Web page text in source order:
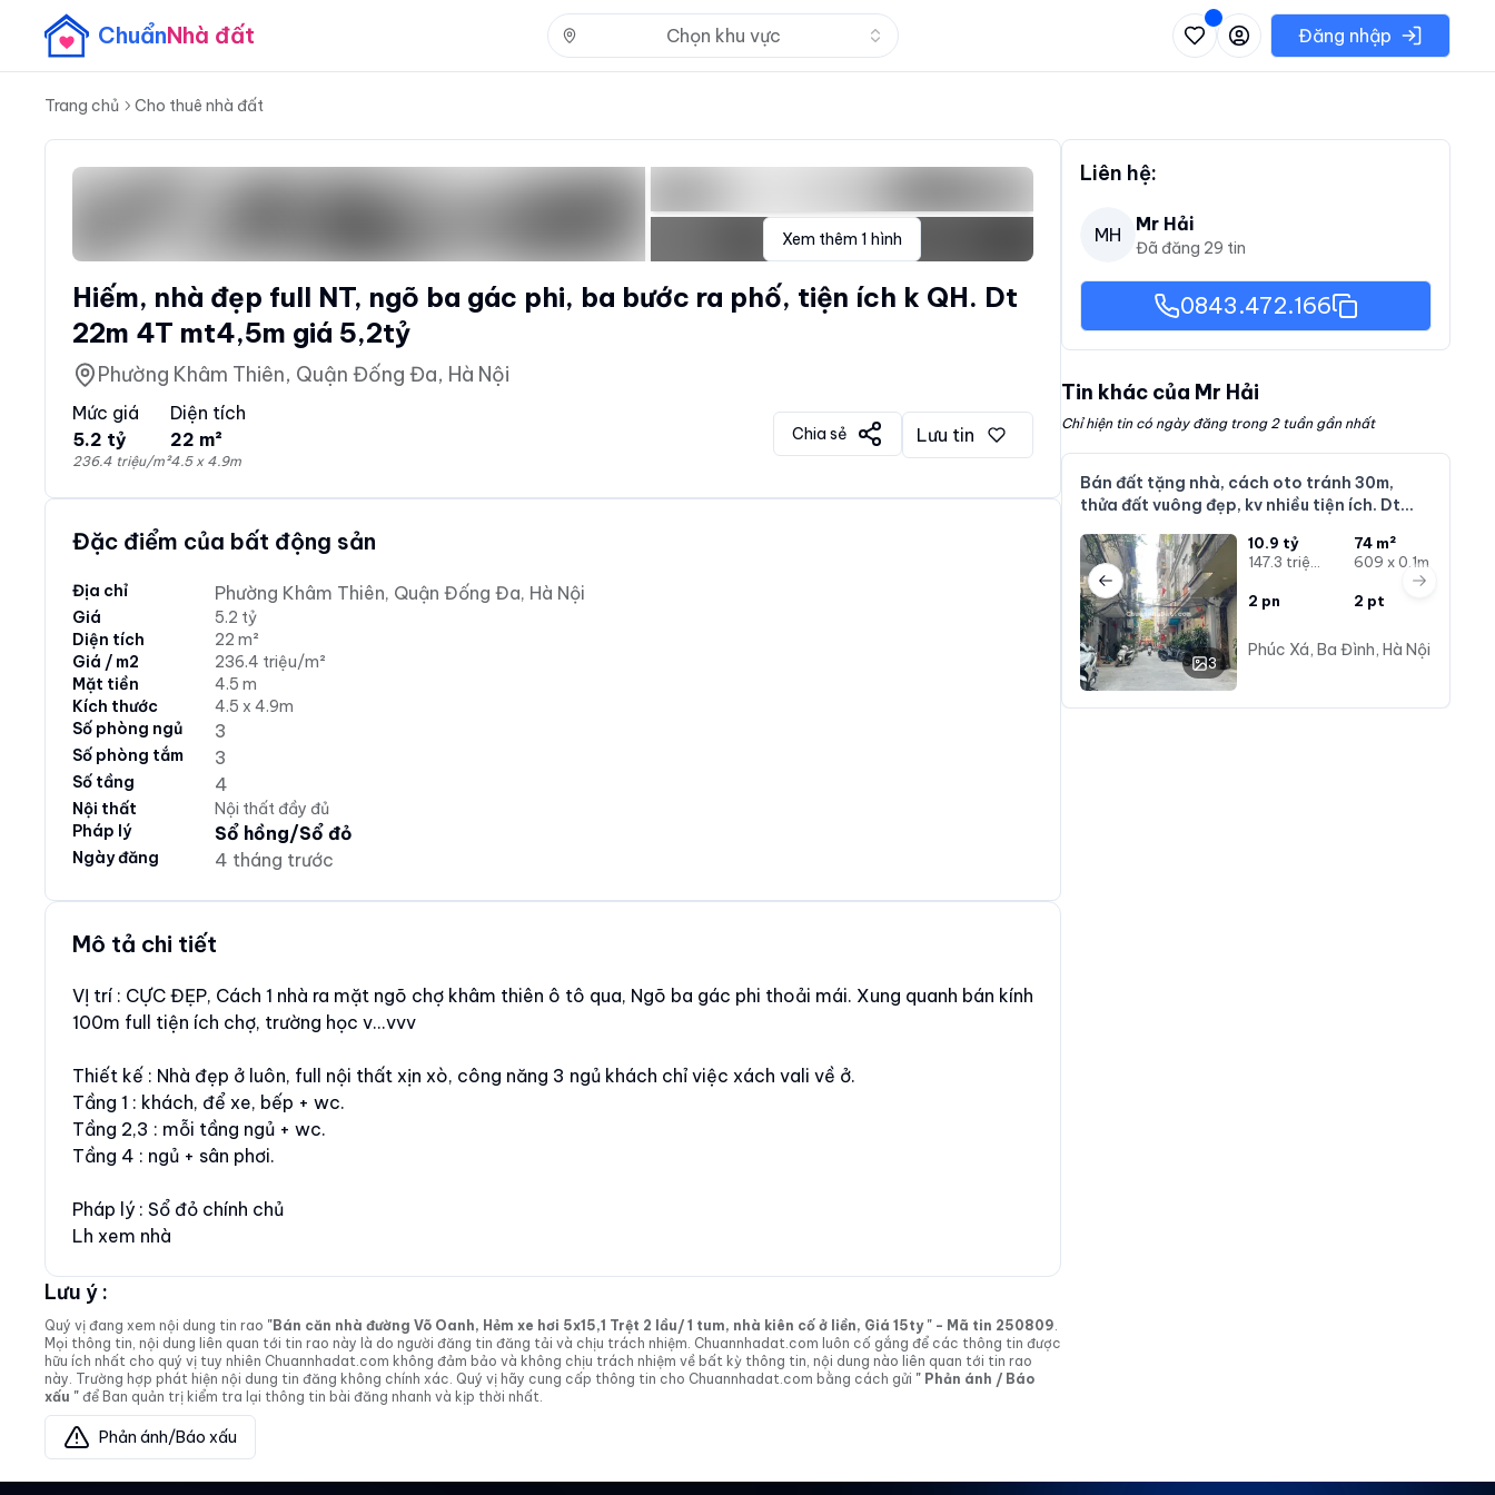
ChuẩnNhà đất Chọn khu vực Nhấn để mở danh sách các khu vực có thể chọnĐăng nhập
Trang chủ Cho thuê nhà đất
Xem thêm1 hình
Hiếm, nhà đẹp full NT, ngõ ba gác phi, ba bước ra phố, tiện ích k QH. Dt
22m 4T mt4,5m giá 5,2tỷ
Phường Khâm Thiên, Quận Đống Đa, Hà Nội
Mức giá
5.2 tỷ
236.4 triệu/m²
Diện tích
22 m²
4.5 x 4.9m
Chia sẻ Lưu tin
Đặc điểm của bất động sản
Địa chỉ Phường Khâm Thiên, Quận Đống Đa, Hà Nội
Giá
5.2 tỷ
Diện tích
22 m²
Giá / m2
236.4 triệu/m²
Mặt tiền
4.5 m
Kích thước
4.5 x 4.9m
Số phòng ngủ
3
Số phòng tắm 3
Số tầng 4
Nội thất
Nội thất đầy đủ
Pháp lý
Sổ hồng/Sổ đỏ
Ngày đăng 4 tháng trước
Mô tả chi tiết
VỊ trí : CỰC ĐẸP, Cách 1 nhà ra mặt ngõ chợ khâm thiên ô tô qua, Ngõ ba gác phi thoải mái. Xung quanh bán kính
100m full tiện ích chợ, trường học v...vvv
Thiết kế : Nhà đẹp ở luôn, full nội thất xịn xò, công năng 3 ngủ khách chỉ việc xách vali về ở.
Tầng 1 : khách, để xe, bếp + wc.
Tầng 2,3 : mỗi tầng ngủ + wc.
Tầng 4 : ngủ + sân phơi.
Pháp lý : Sổ đỏ chính chủ
Lh xem nhà
Lưu ý :
Quý vị đang xem nội dung tin rao "Bán căn nhà đường Võ Oanh, Hẻm xe hơi 5x15,1 Trệt 2 lầu/ 1 tum, nhà kiên cố ở liền, Giá 15ty " - Mã tin 250809.
Mọi thông tin, nội dung liên quan tới tin rao này là do người đăng tin đăng tải và chịu trách nhiệm. Chuannhadat.com luôn cố gắng để các thông tin được
hữu ích nhất cho quý vị tuy nhiên Chuannhadat.com không đảm bảo và không chịu trách nhiệm về bất kỳ thông tin, nội dung nào liên quan tới tin rao
này. Trường hợp phát hiện nội dung tin đăng không chính xác. Quý vị hãy cung cấp thông tin cho Chuannhadat.com bằng cách gửi " Phản ánh / Báo
xấu " để Ban quản trị kiểm tra lại thông tin bài đăng nhanh và kịp thời nhất.
Phản ánh/Báo xấu
Liên hệ:
MH Mr Hải
Đã đăng 29 tin
0843.472.166
Tin khác của Mr Hải
Chỉ hiện tin có ngày đăng trong 2 tuần gần nhất
Bán đất tặng nhà, cách oto tránh 30m,
thửa đất vuông đẹp, kv nhiều tiện ích. Dt
3
10.9 tỷ
74 m²
609 x 0.1m
2 pn 2 pt
Phúc Xá, Ba Đình, Hà Nội
Previous slide Next slide